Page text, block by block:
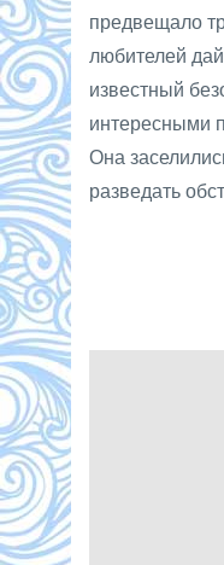
предвещало
любителей
известный
интересными
Она
разведать